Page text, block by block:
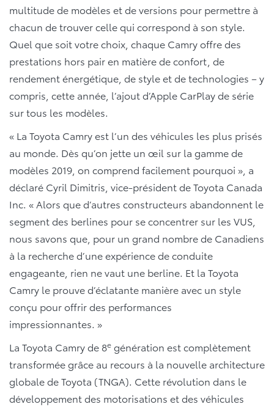
multitude de modèles et de versions pour permettre à
chacun de trouver celle qui correspond à son style.
Quel que soit votre choix, chaque Camry offre des
prestations hors pair en matière de confort, de
rendement énergétique, de style et de technologies – y
compris, cette année, l’ajout d’Apple CarPlay de série
sur tous les modèles.
« La Toyota Camry est l’un des véhicules les plus prisés
au monde. Dès qu’on jette un œil sur la gamme de
modèles 2019, on comprend facilement pourquoi », a
déclaré Cyril Dimitris, vice-président de Toyota Canada
Inc. « Alors que d’autres constructeurs abandonnent le
segment des berlines pour se concentrer sur les VUS,
nous savons que, pour un grand nombre de Canadiens
à la recherche d’une expérience de conduite
engageante, rien ne vaut une berline. Et la Toyota
Camry le prouve d’éclatante manière avec un style
conçu pour offrir des performances
impressionnantes. »
La Toyota Camry de 8e génération est complètement
transformée grâce au recours à la nouvelle architecture
globale de Toyota (TNGA). Cette révolution dans le
développement des motorisations et des véhicules